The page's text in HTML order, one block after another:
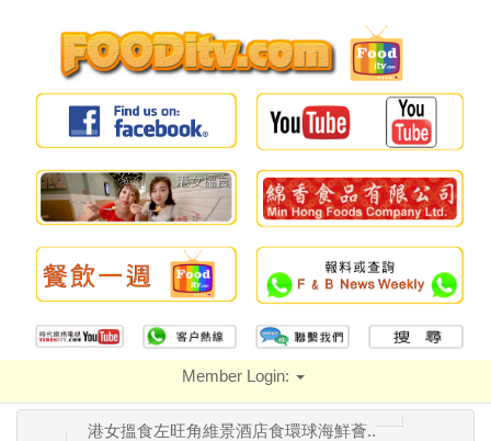
Member Login:
港女搵食左旺角維景酒店食環球海鮮薈..